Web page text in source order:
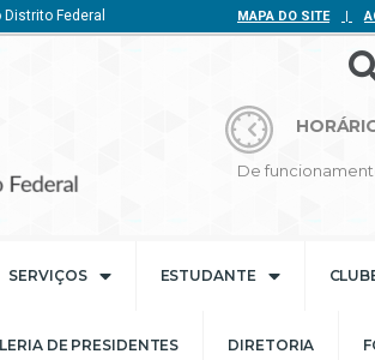
Federal MAPA DO SITE |
De
SERVIÇOS ESTUDANTE
DE PRESIDENTES DIRETORIA